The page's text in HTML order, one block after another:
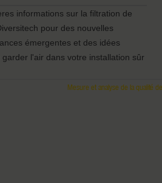
de votre secteur
informations sur la filtration de
pour des nouvelles
émergentes et des idées
l'air dans votre installation sûr